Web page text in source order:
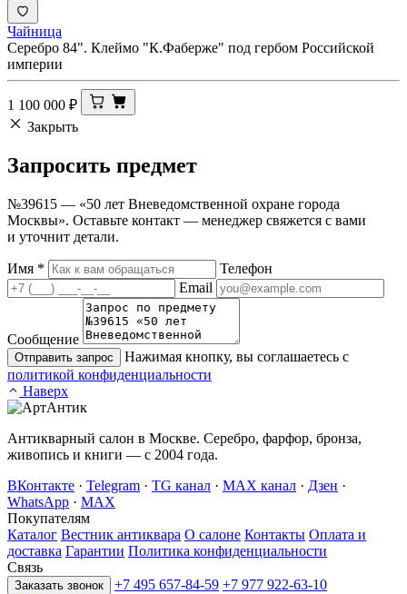
Чайница
Серебро 84". Клеймо "К.Фаберже" под гербом Российской
империи
1 100 000 ₽
Закрыть
Запросить предмет
№39615 — «50 лет Вневедомственной охране города
Москвы». Оставьте контакт — менеджер свяжется с вами
и уточнит детали.
Имя *
Телефон
Email
Сообщение
Отправить запрос
Нажимая кнопку, вы соглашаетесь с
политикой конфиденциальности
Наверх
Антикварный салон в Москве. Серебро, фарфор, бронза,
живопись и книги — с 2004 года.
ВКонтакте · Telegram · TG канал · MAX канал · Дзен ·
WhatsApp · MAX
Покупателям
Каталог Вестник антиквара О салоне Контакты Оплата и
доставка Гарантии Политика конфиденциальности
Связь
Заказать звонок +7 495 657-84-59 +7 977 922-63-10